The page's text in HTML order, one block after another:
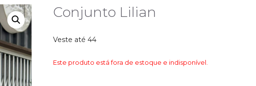
Conjunto Lilian
Veste até 44
Este produto está fora de estoque e indisponível.